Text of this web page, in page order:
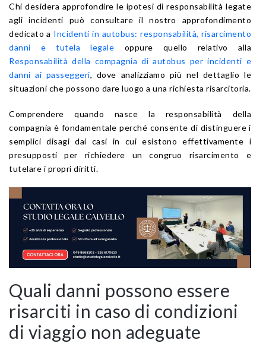
Chi desidera approfondire le ipotesi di responsabilità legate
agli incidenti può consultare il nostro approfondimento
dedicato a Incidenti in autobus: responsabilità, risarcimento
danni e tutela legale oppure quello relativo alla
Responsabilità della compagnia di autobus per incidenti e
danni ai passeggeri, dove analizziamo più nel dettaglio le
situazioni che possono dare luogo a una richiesta risarcitoria.
Comprendere quando nasce la responsabilità della
compagnia è fondamentale perché consente di distinguere i
semplici disagi dai casi in cui esistono effettivamente i
presupposti per richiedere un congruo risarcimento e
tutelare i propri diritti.
Quali danni possono essere
risarciti in caso di condizioni
di viaggio non adeguate